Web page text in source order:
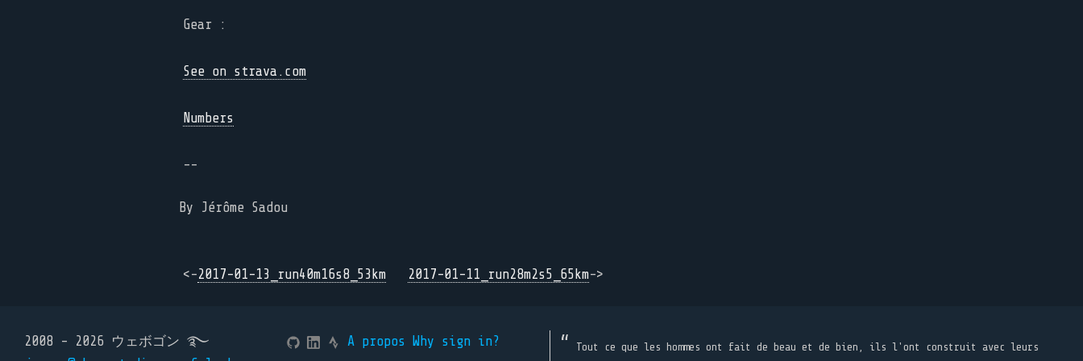
Gear :
See on strava.com
Numbers
--
By Jérôme Sadou
<-2017-01-13_run40m16s8_53km 2017-01-11_run28m2s5_65km->
2008 - 2026 ウェボゴン ࿐
A propos Why sign in? Tout ce que les hommes ont fait de beau et de bien, ils l'ont construit avec leurs